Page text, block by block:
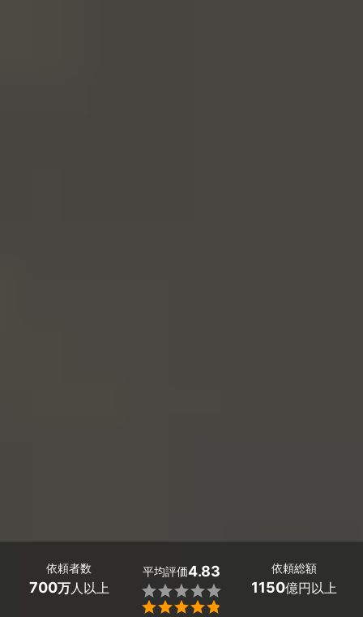
依頼者数
700万人以上
平均評価4.83


依頼総額
1150億円以上